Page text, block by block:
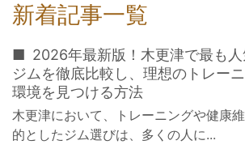
新着記事一覧
2026年最新版！木更津で最も
ジムを徹底比較し、理想のトレー
環境を見つける方法
木更津において、トレーニングや健康
的としたジム選びは、多くの人に...